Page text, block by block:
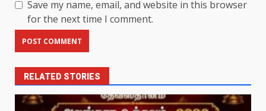
Save my name, email, and website in this browser
for the next time I comment.
RELATED STORIES